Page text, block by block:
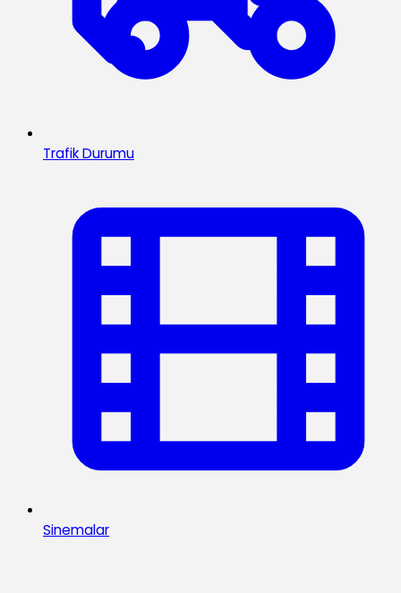
Trafik Durumu
Sinemalar